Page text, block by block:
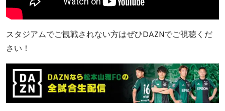
スタジアムでご観戦されない方はぜひDAZNでご視聴くだ
さい！